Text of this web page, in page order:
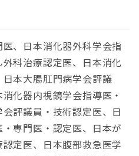
、日本消化器外科学会指
科治療認定医、日本消化
本大腸肛門病学会評議
化器内視鏡学会指導医・
評議員・技術認定医、日
専門医・認定医、日本が
定医、日本腹部救急医学